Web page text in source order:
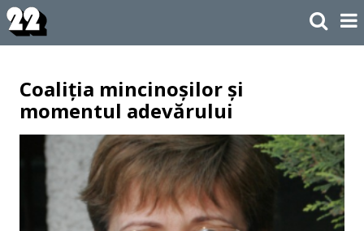
Coaliția mincinoșilor și
momentul adevărului